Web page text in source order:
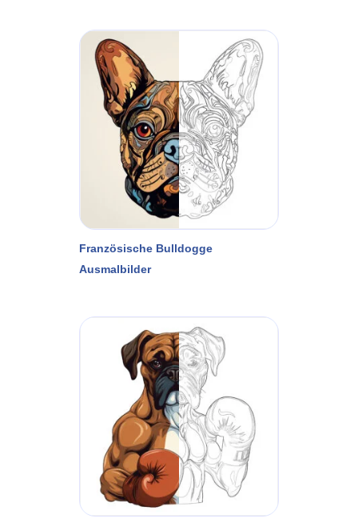
Französische Bulldogge
Ausmalbilder